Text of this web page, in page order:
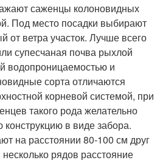
саженцы колоновидных
Под место посадки выбирают
ветра участок. Лучше всего
супесчаная почва рыхлой
водопроницаемостью и
сорта отличаются
корневой системой, при
такого рода желательно
в виде забора.
на расстоянии 80-100 см друг
рядов расстояние